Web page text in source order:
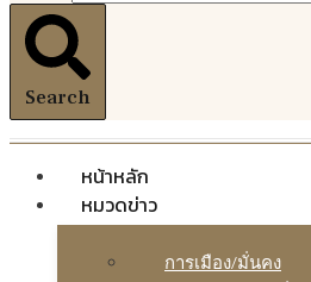
Search
หน้าหลัก
หมวดข่าว
การเมือง/มั่นคง